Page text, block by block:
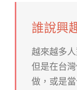
誰說興
越來越多
但是在台
做，或是